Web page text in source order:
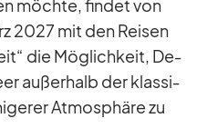
möchte, fin­det von
2027 mit den Rei­sen
die Mög­lich­keit, De­
au­ßer­halb der klas­si­
At­mo­sphäre zu